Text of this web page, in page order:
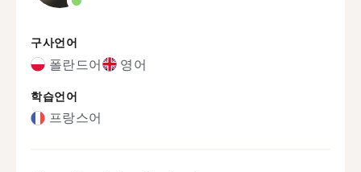
구사언어
폴란드어 영어
학습언어
프랑스어